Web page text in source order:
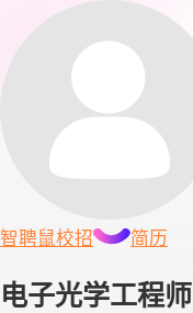
智聘鼠校招 简历
电子光学工程师